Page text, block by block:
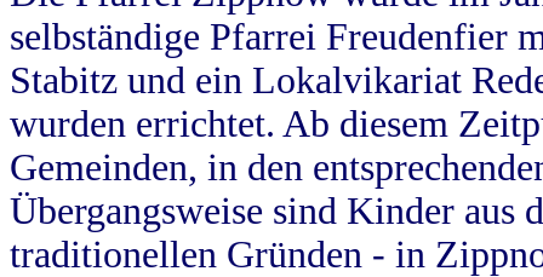
selbständige Pfarrei Freudenfier
Stabitz und ein Lokalvikariat
wurden errichtet. Ab diesem
Gemeinden, in den
Übergangsweise sind Kinder aus
traditionellen Gründen - in